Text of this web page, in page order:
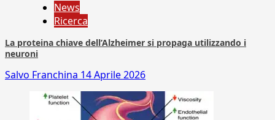
News
Ricerca
La proteina chiave dell’Alzheimer si propaga utilizzando i
neuroni
Salvo Franchina 14 Aprile 2026